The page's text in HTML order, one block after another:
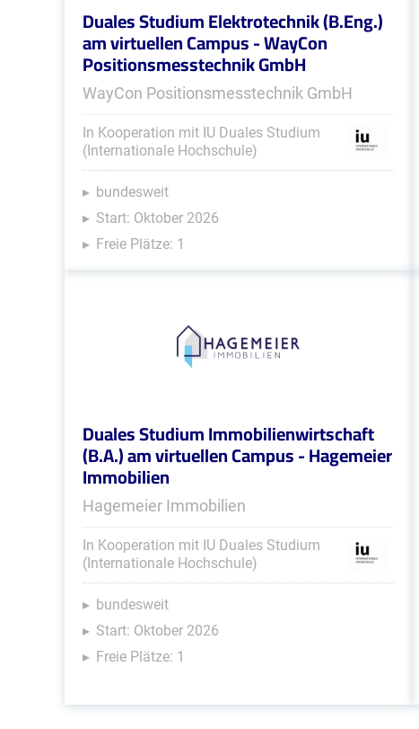
Duales Studium Elektrotechnik (B.Eng.)
am virtuellen Campus - WayCon
Positionsmesstechnik GmbH
WayCon Positionsmesstechnik GmbH
In Kooperation mit IU Duales Studium
(Internationale Hochschule)
bundesweit
Start: Oktober 2026
Freie Plätze: 1
Duales Studium Immobilienwirtschaft
(B.A.) am virtuellen Campus - Hagemeier
Immobilien
Hagemeier Immobilien
In Kooperation mit IU Duales Studium
(Internationale Hochschule)
bundesweit
Start: Oktober 2026
Freie Plätze: 1